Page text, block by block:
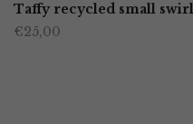
Taffy recycled small
€25,00